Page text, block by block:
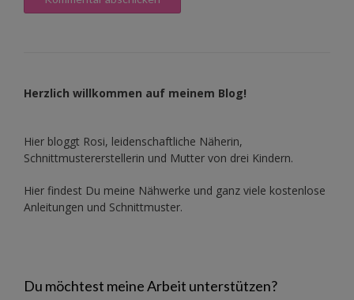
Herzlich willkommen auf meinem Blog!
Hier bloggt Rosi, leidenschaftliche Näherin,
Schnittmustererstellerin und Mutter von drei Kindern.
Hier findest Du meine Nähwerke und ganz viele kostenlose
Anleitungen und Schnittmuster.
Du möchtest meine Arbeit unterstützen?